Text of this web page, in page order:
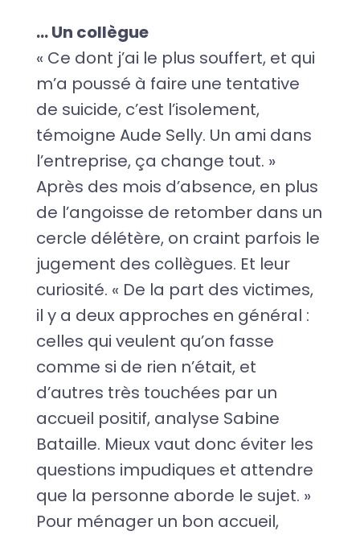
… Un collègue
« Ce dont j’ai le plus souffert, et qui
m’a poussé à faire une tentative
de suicide, c’est l’isolement,
témoigne Aude Selly. Un ami dans
l’entreprise, ça change tout. »
Après des mois d’absence, en plus
de l’angoisse de retomber dans un
cercle délétère, on craint parfois le
jugement des collègues. Et leur
curiosité. « De la part des victimes,
il y a deux approches en général :
celles qui veulent qu’on fasse
comme si de rien n’était, et
d’autres très touchées par un
accueil positif, analyse Sabine
Bataille. Mieux vaut donc éviter les
questions impudiques et attendre
que la personne aborde le sujet. »
Pour ménager un bon accueil,